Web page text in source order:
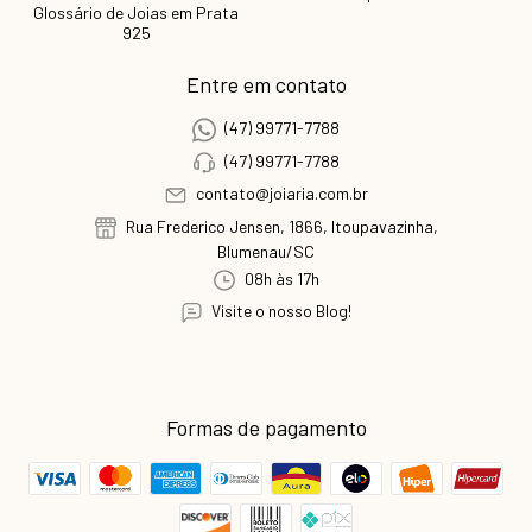
Glossário de Joias em Prata
925
Entre em contato
(47) 99771-7788
(47) 99771-7788
contato@joiaria.com.br
Rua Frederico Jensen, 1866, Itoupavazinha,
Blumenau/SC
08h às 17h
Visite o nosso Blog!
Formas de pagamento